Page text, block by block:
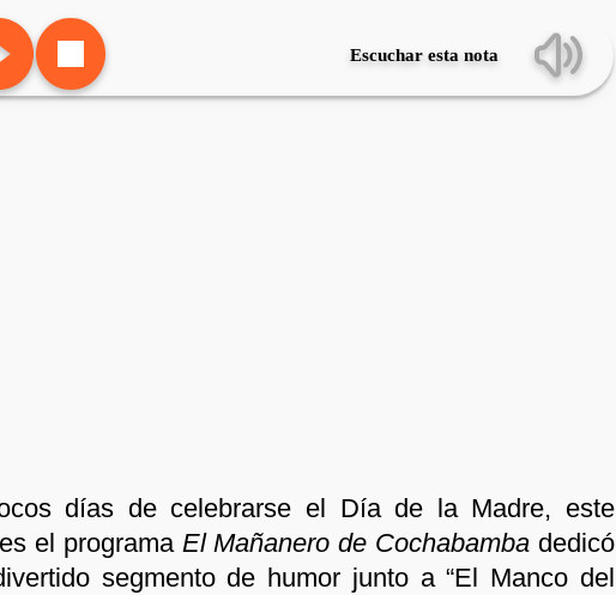
Escuchar esta nota
días de celebrarse el Día de la Madre, este
el programa El Mañanero de Cochabamba dedicó
segmento de humor junto a “El Manco del